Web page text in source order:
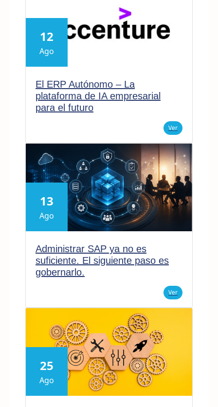
12
Ago
El ERP Autónomo – La
plataforma de IA empresarial
para el futuro
Ver
13
Ago
Administrar SAP ya no es
suficiente. El siguiente paso es
gobernarlo.
Ver
25
Ago